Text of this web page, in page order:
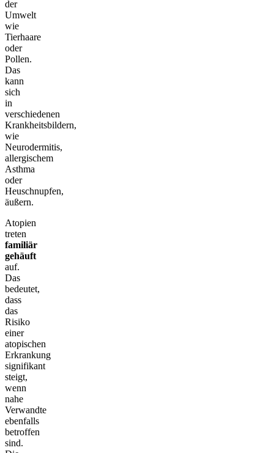
der
Umwelt
wie
Tierhaare
oder
Pollen.
Das
kann
sich
in
verschiedenen
Krankheitsbildern,
wie
Neurodermitis,
allergischem
Asthma
oder
Heuschnupfen,
äußern.
Atopien
treten
familiär
gehäuft
auf.
Das
bedeutet,
dass
das
Risiko
einer
atopischen
Erkrankung
signifikant
steigt,
wenn
nahe
Verwandte
ebenfalls
betroffen
sind.